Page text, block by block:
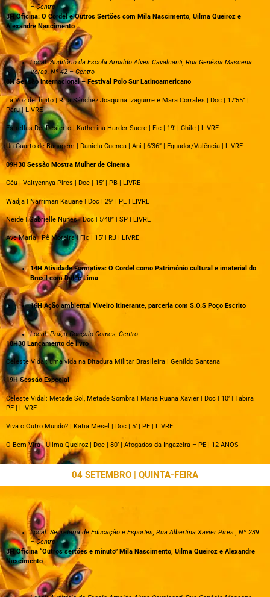
– Centro
8H Oficina: O Cordel e Outros Sertões com Mila Nascimento, Uilma Queiroz e
Alexandre Nascimento
Local: Auditório da Escola Arnaldo Alves Cavalcanti, Rua Genésia Mascena
Veras, Nº 42 – Centro
8H Sessão Internacional – Festival Polo Sur Latinoamericano
La Voz del huito | Rita Sánchez Joaquina Izaguirre e Mara Corrales | Doc | 17’55” |
Peru | LIVRE
Estrellas Del Desierto | Katherina Harder Sacre | Fic | 19’ | Chile | LIVRE
Un Cuarto de Bagagem | Daniela Cuenca | Ani | 6’36” | Equador/Valência | LIVRE
09H30 Sessão Mostra Mulher de Cinema
Céu | Valtyennya Pires | Doc | 15’ | PB | LIVRE
Wadja | Narriman Kauane | Doc | 29’ | PE | LIVRE
Neide | Gabrielle Nunes | Doc | 5’48” | SP | LIVRE
Ave Maria | Pê Moreira | Fic | 15’ | RJ | LIVRE
14H Atividade Formativa: O Cordel como Patrimônio cultural e imaterial do
Brasil com Dulce Lima
16H Ação ambiental Viveiro Itinerante, parceria com S.O.S Poço Escrito
Local: Praça Gonçalo Gomes, Centro
18H30 Lançamento de livro
Celeste Vidal: uma vida na Ditadura Militar Brasileira | Genildo Santana
19H Sessão Especial
Celeste Vidal: Metade Sol, Metade Sombra | Maria Ruana Xavier | Doc | 10’ | Tabira –
PE | LIVRE
Viva o Outro Mundo? | Katia Mesel | Doc | 5’ | PE | LIVRE
O Bem Virá | Uilma Queiroz | Doc | 80’ | Afogados da Ingazeira – PE | 12 ANOS
04 SETEMBRO | QUINTA-FEIRA
Local: Secretaria de Educação e Esportes, Rua Albertina Xavier Pires , Nº 239
– Centro
8H Oficina “Outros sertões e minuto” Mila Nascimento, Uilma Queiroz e Alexandre
Nascimento